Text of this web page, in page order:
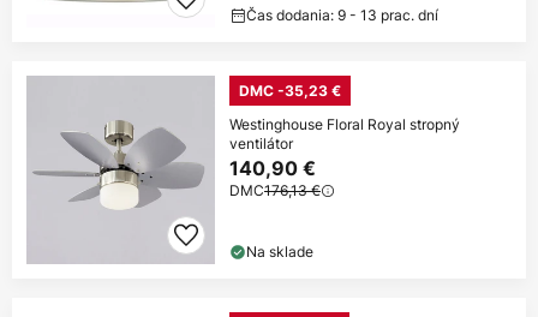
Čas dodania: 9 - 13 prac. dní
DMC -35,23 €
Westinghouse Floral Royal stropný
ventilátor
140,90 €
DMC176,13 €
Na sklade